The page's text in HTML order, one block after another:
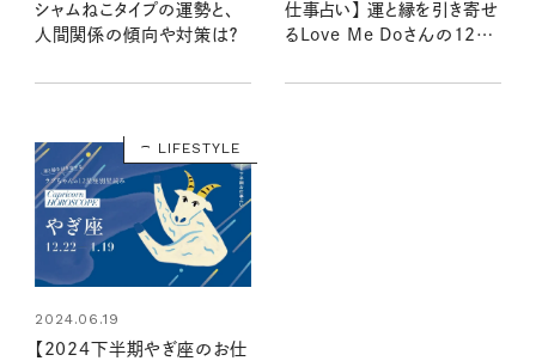
シャムねこタイプの運勢と、
人間関係の傾向や対策は？
仕事占い】 運と縁を引き寄せ
るLove Me Doさんの12星
LIFESTYLE
2024.06.19
【2024下半期やぎ座のお仕